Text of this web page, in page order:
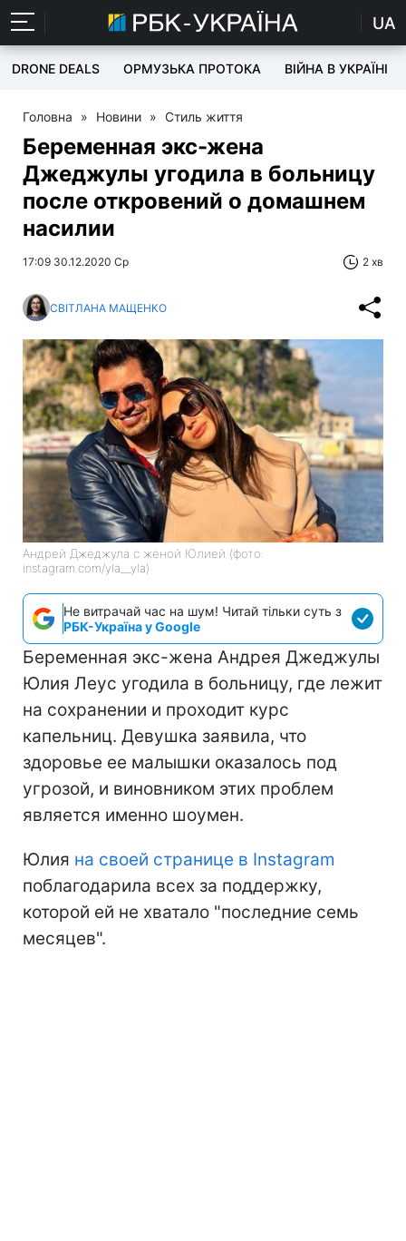
UA
DRONE DEALS ОРМУЗЬКА ПРОТОКА ВІЙНА В УКРАЇНІ
Головна » Новини » Стиль життя
Беременная экс-жена
Джеджулы угодила в больницу
после откровений о домашнем
насилии
17:09 30.12.2020 Ср 2 хв
СВІТЛАНА МАЩЕНКО
Андрей Джеджула с женой Юлией (фото:
instagram.com/yla__yla)
Не витрачай час на шум! Читай тільки суть з
РБК-Україна у Google
Беременная экс-жена Андрея Джеджулы
Юлия Леус угодила в больницу, где лежит
на сохранении и проходит курс
капельниц. Девушка заявила, что
здоровье ее малышки оказалось под
угрозой, и виновником этих проблем
является именно шоумен.
Юлия на своей странице в Instagram
поблагодарила всех за поддержку,
которой ей не хватало "последние семь
месяцев".